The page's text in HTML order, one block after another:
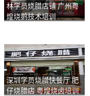
林学员烧腊店铺 广州粤
煌烧鹅技术培训
深圳学员烧腊快餐厅 肥
仔烧腊店 粤煌烧卤培训